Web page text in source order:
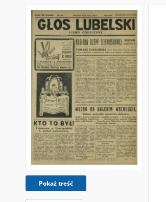
Pokaż treść